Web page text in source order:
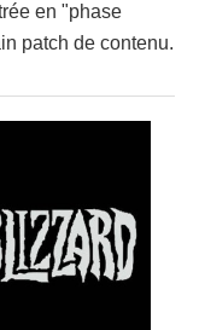
en "phase
patch de contenu.